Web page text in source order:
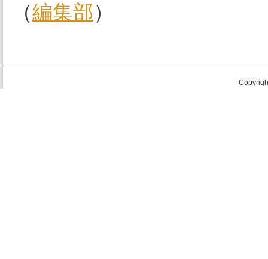
（編集部）